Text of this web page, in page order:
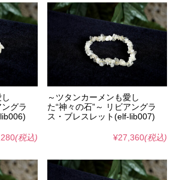
グラ
(税込)
～ツタンカーメンも愛し
た“神々の石”～ リビアングラ
ス・ブレスレット(elf-lib007)
¥27,360(税込)